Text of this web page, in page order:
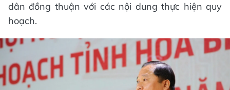
dân đồng thuận với các nội dung thực hiện quy
hoạch.